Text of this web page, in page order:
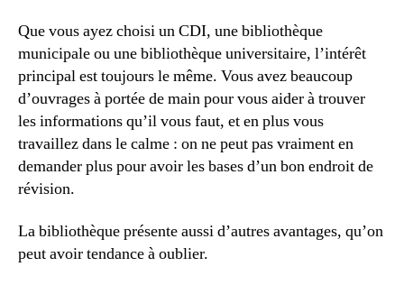
Que vous ayez choisi un CDI, une bibliothèque
municipale ou une bibliothèque universitaire, l’intérêt
principal est toujours le même. Vous avez beaucoup
d’ouvrages à portée de main pour vous aider à trouver
les informations qu’il vous faut, et en plus vous
travaillez dans le calme : on ne peut pas vraiment en
demander plus pour avoir les bases d’un bon endroit de
révision.
La bibliothèque présente aussi d’autres avantages, qu’on
peut avoir tendance à oublier.